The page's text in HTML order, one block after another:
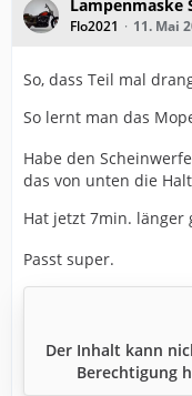
Lampenmaske
Flo2021 11. Mai
So, dass Teil mal
So lernt man das
Habe den
das von unten die
Hat jetzt 7min. länger
Passt super.
Der Inhalt kann
Berechtigung